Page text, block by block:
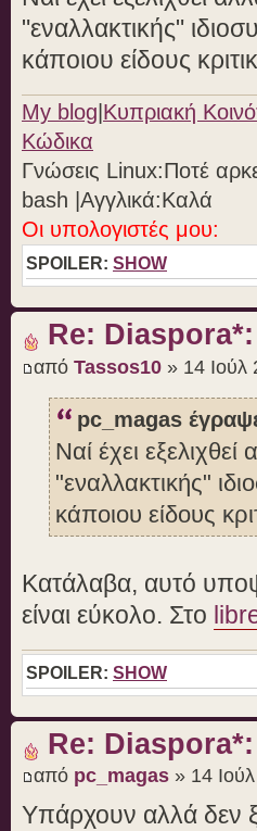
"εναλλακτικής"
κάποιου είδους
My blog Κυπριακή
Κώδικα
Γνώσεις Linux:Ποτέ
bash |Aγγλικά:Καλά
Οι υπολογιστές μου:
SPOILER: SHOW
Re: Diaspora*:
από Tassos10 » 14 Ιούλ
pc_magas
Ναί έχει
"εναλλακτικής"
κάποιου είδους
Κατάλαβα, αυτό
είναι εύκολο. Στο
SPOILER: SHOW
Re: Diaspora*:
από pc_magas » 14
Υπάρχουν αλλά δεν